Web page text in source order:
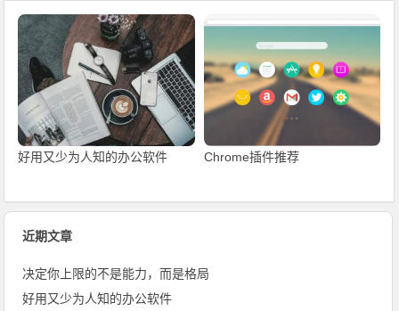
好用又少为人知的办公软件 Chrome插件推荐
近期文章
决定你上限的不是能力，而是格局
好用又少为人知的办公软件